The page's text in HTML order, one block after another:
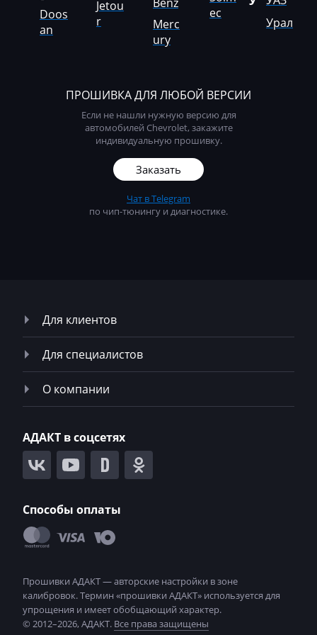
MTZ
Neoplan
Ploeger
Ponsse
Porsche
Prinoth
Pronar
Ravo
Ravon
Renault
RMH
Ropa
Doos
an
Jetou
r
Merc
ury
ec
Урал
ПРОШИВКА ДЛЯ ЛЮБОЙ ВЕРСИИ
Если не нашли нужную версию для
автомобилей Chevrolet, закажите
индивидуальную прошивку.
Заказать
Чат в Telegram
по чип-тюнингу и диагностике.
Для клиентов
Для специалистов
О компании
АДАКТ в соцсетях
Способы оплаты
© 2012–2026, АДАКТ. Все права защищены